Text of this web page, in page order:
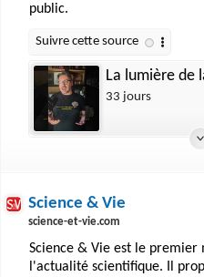
public.
La lumière de
33 jours
Science & Vie
science-et-vie.com
Science & Vie est le premier
l'actualité scientifique. Il